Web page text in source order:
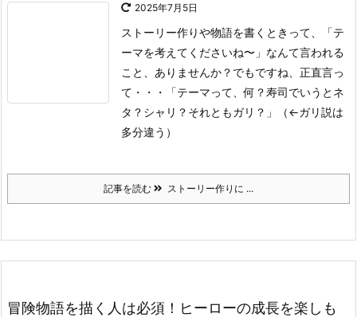
2025年7月5日
ストーリー作りや物語を書くときって、「テ
ーマを考えてくださいね〜」なんて言われる
こと、ありませんか？でもですね、正直言っ
て・・・
「テーマって、何？寿司でいうとネ
タ？シャリ？それともガリ？」（←ガリ説は
多分違う）
記事を読む ストーリー作りに ...
冒険物語を描く人は必須！ヒーローの成長を楽しも